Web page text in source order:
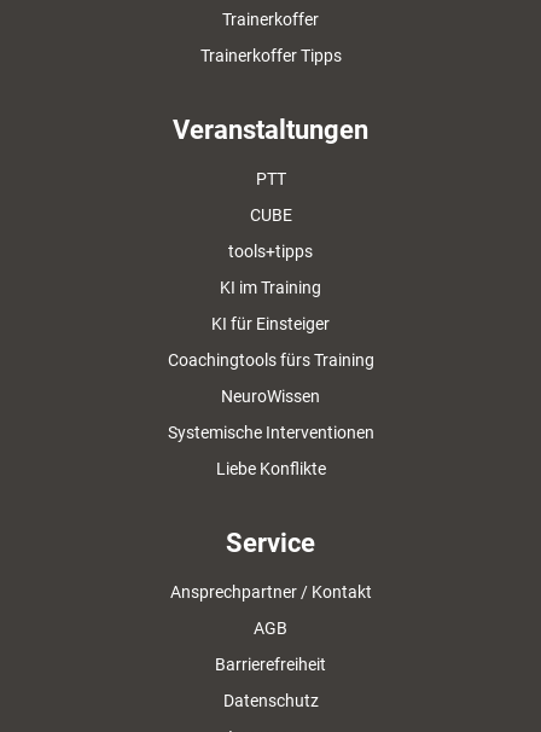
Trainerkoffer
Trainerkoffer Tipps
Veranstaltungen
PTT
CUBE
tools+tipps
KI im Training
KI für Einsteiger
Coachingtools fürs Training
NeuroWissen
Systemische Interventionen
Liebe Konflikte
Service
Ansprechpartner / Kontakt
AGB
Barrierefreiheit
Datenschutz